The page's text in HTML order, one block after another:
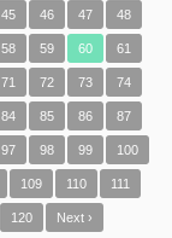
45 46 47 48
58 59 60 61
71 72 73 74
84 85 86 87
97 98 99 100
109 110 111
120 Next ›